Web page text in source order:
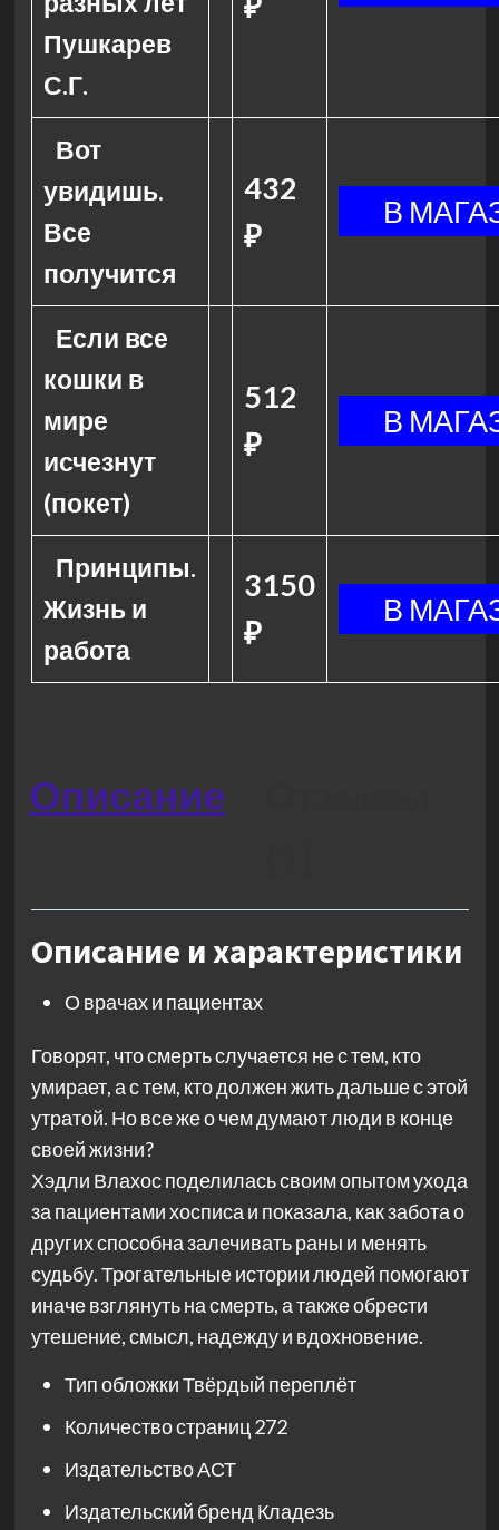
Пушкарев
С.Г.
Вот
увидишь.
Все
получится
432
₽
Если все
кошки в
мире
исчезнут
(покет)
512
₽
Принципы.
Жизнь и
работа
3150
₽
Описание
Описание и характеристики
О врачах и пациентах
Говорят, что смерть случается не с тем, кто
умирает, а с тем, кто должен жить дальше с этой
утратой. Но все же о чем думают люди в конце
своей жизни?
Хэдли Влахос поделилась своим опытом ухода
за пациентами хосписа и показала, как забота о
других способна залечивать раны и менять
судьбу. Трогательные истории людей помогают
иначе взглянуть на смерть, а также обрести
утешение, смысл, надежду и вдохновение.
Тип обложкиТвёрдый переплёт
Количество страниц272
ИздательствоАСТ
Издательский бренд Кладезь